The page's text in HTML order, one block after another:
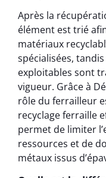
Après la
élément est trié
matériaux
spécialisées,
exploitables sont
vigueur. Grâce à
rôle du ferrailleur
recyclage ferraille
permet de limiter
ressources et de
métaux issus